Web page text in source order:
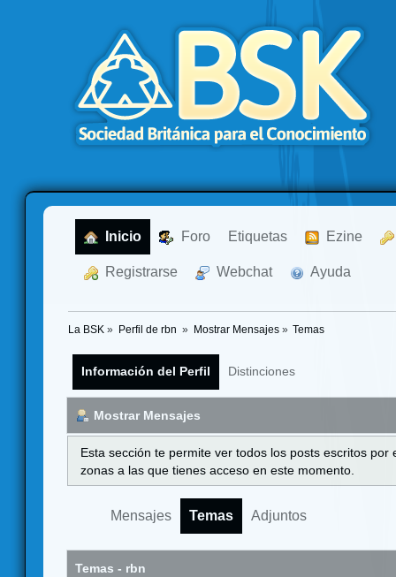
Inicio Foro Etiquetas Ezine
Registrarse Webchat Ayuda
La BSK » Perfil de rbn » Mostrar Mensajes» Temas
Información del Perfil Distinciones
Mostrar Mensajes
Esta sección te permite ver todos los posts escritos
zonas a las que tienes acceso en este momento.
Mensajes Temas Adjuntos
Temas - rbn